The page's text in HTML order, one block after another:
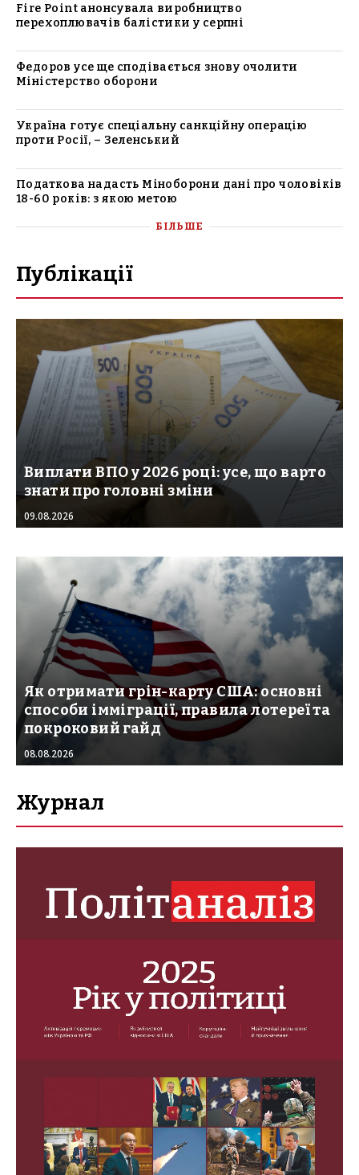
Fire Point анонсувала виробництво
перехоплювачів балістики у серпні
Федоров усе ще сподівається знову очолити
Міністерство оборони
Україна готує спеціальну санкційну операцію
проти Росії, – Зеленський
Податкова надасть Міноборони дані про чоловіків
18-60 років: з якою метою
БІЛЬШЕ
Публікації
Виплати ВПО у 2026 році: усе, що варто
знати про головні зміни
09.08.2026
Як отримати грін-карту США: основні
способи імміграції, правила лотереї та
покроковий гайд
08.08.2026
Журнал